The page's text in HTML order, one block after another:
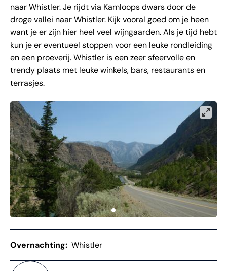
naar Whistler. Je rijdt via Kamloops dwars door de
droge vallei naar Whistler. Kijk vooral goed om je heen
want je er zijn hier heel veel wijngaarden. Als je tijd hebt
kun je er eventueel stoppen voor een leuke rondleiding
en een proeverij. Whistler is een zeer sfeervolle en
trendy plaats met leuke winkels, bars, restaurants en
terrasjes.
Overnachting: Whistler